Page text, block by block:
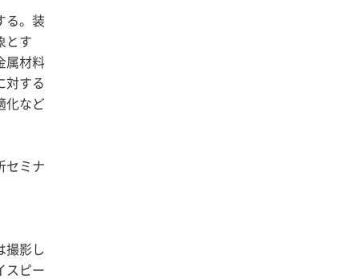
る。装
とす
属材料
対する
化など
セミナ
影し
スピー